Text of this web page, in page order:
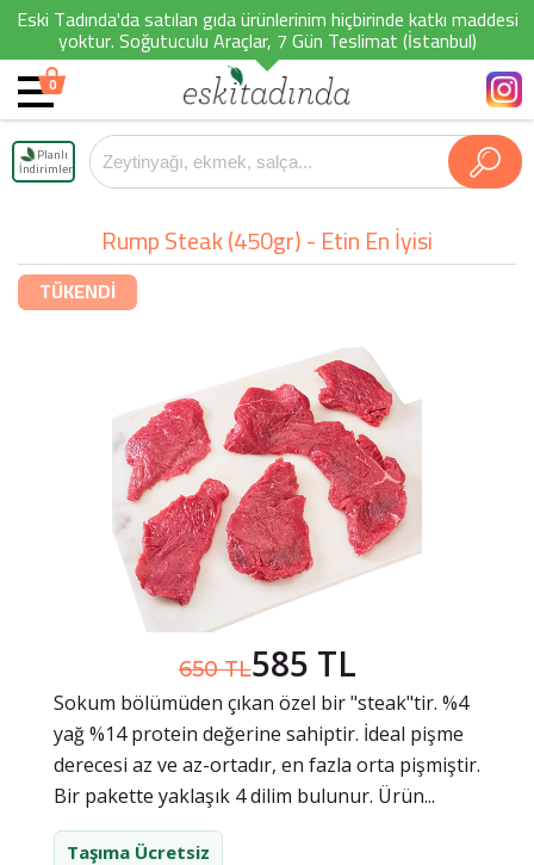
Eski Tadında'da satılan gıda ürünlerinim hiçbirinde katkı maddesi
yoktur. Soğutuculu Araçlar, 7 Gün Teslimat (İstanbul)
0
Planlı
İndirimler
Rump Steak (450gr) - Etin En İyisi
TÜKENDİ
650 TL585 TL
Sokum bölümüden çıkan özel bir "steak"tir. %4
yağ %14 protein değerine sahiptir. İdeal pişme
derecesi az ve az-ortadır, en fazla orta pişmiştir.
Bir pakette yaklaşık 4 dilim bulunur. Ürün...
Taşıma Ücretsiz